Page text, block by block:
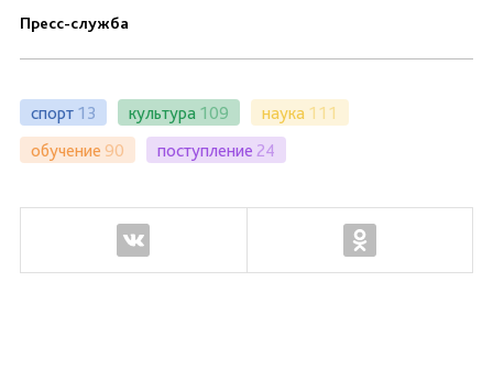
Пресс-служба
спорт 13 культура 109 наука 111
обучение 90 поступление 24